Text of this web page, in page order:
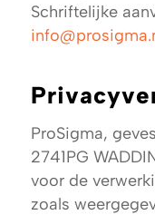
Schriftelijke
ProSigma,
2741PG
voor de
zoals